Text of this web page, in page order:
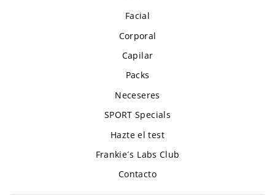
Facial
Corporal
Capilar
Packs
Neceseres
SPORT Specials
Hazte el test
Frankie´s Labs Club
Contacto